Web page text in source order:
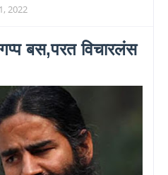
2022
बस,परत विचारलंस